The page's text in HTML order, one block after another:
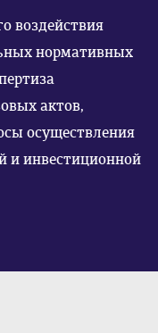
воздействия
нормативных
актов,
осуществления
и инвестиционной